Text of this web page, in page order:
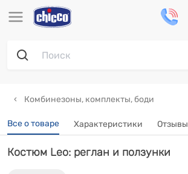
Комбинезоны, комплекты, боди
Все о товаре Характеристики Отзывы
Костюм Leo: реглан и ползунки